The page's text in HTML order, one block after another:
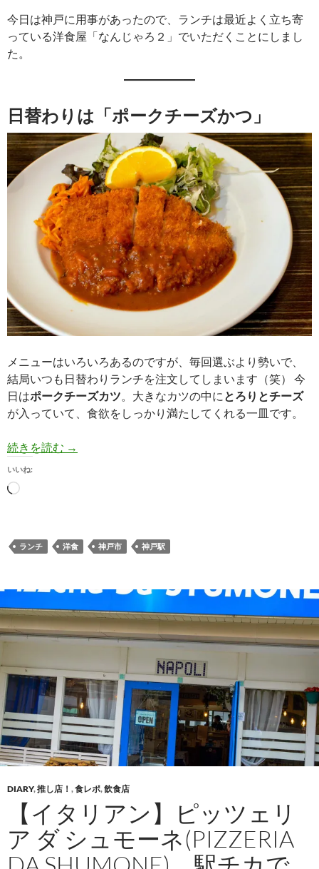
今日は神戸に用事があったので、ランチは最近よく立ち寄
っている洋食屋「なんじゃろ２」でいただくことにしまし
た。
日替わりは「ポークチーズかつ」
メニューはいろいろあるのですが、毎回選ぶより勢いで、
結局いつも日替わりランチを注文してしまいます（笑） 今
日はポークチーズカツ 。大きなカツの中に とろりとチーズ
が入っていて、食欲をしっかり満たしてくれる一皿です。
続きを読む 【洋食】いつもの「なんじゃろ２」日替わりは
→
いいね:
読
み
中…
ランチ 洋食 神戸市 神戸駅
DIARY,推し店！ ,食レポ,飲食店
【イタリアン】ピッツェリ
ア ダ シュモーネ(PIZZERIA